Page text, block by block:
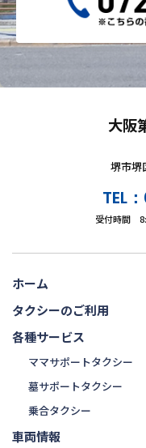
大阪
堺市堺
TEL
受付時間
ホーム
タクシーのご利用
各種サービス
ママサポートタクシー
墓サポートタクシー
乗合タクシー
車両情報